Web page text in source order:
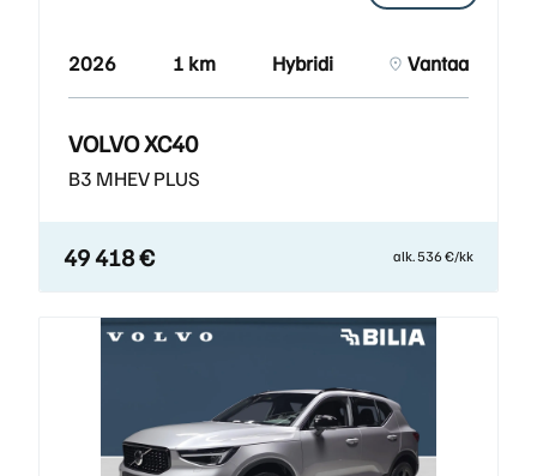
2026 1 km Hybridi Vantaa
VOLVO XC40
B3 MHEV PLUS
49 418 € alk. 536 €/kk